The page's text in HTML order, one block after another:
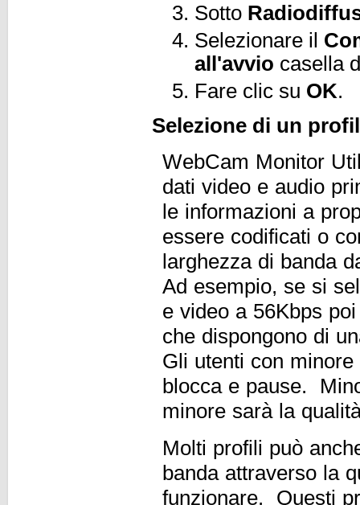
Sotto
Selezionare il
all'avvio casella
Fare clic su OK.
Selezione di un
WebCam Monitor
dati video e audio
le informazioni a
essere codificati o
larghezza di banda
Ad esempio, se si
e video a 56Kbps
che dispongono di
Gli utenti con
blocca e pause.
minore sarà la
Molti profili può
banda attraverso la
funzionare. Questi